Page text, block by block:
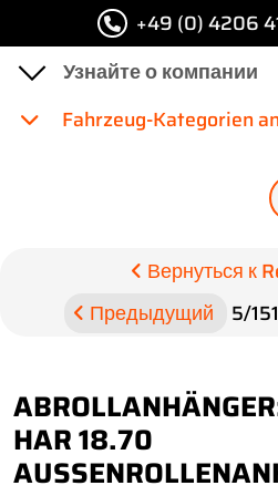
+49 (0) 4206
Fahrzeug-Kategorien
Вернуться к
Предыдущий
5/151
HAR 18.70